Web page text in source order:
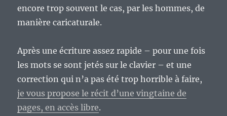
encore trop souvent le cas, par les hommes, de
manière caricaturale.
Après une écriture assez rapide – pour une fois
les mots se sont jetés sur le clavier – et une
correction qui n’a pas été trop horrible à faire,
je vous propose le récit d’une vingtaine de
pages, en accès libre.